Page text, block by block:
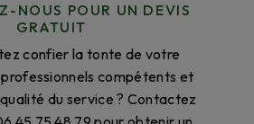
NOUS POUR UN DEVIS
GRATUIT
confier la tonte de votre
compétents et
du service ? Contactez